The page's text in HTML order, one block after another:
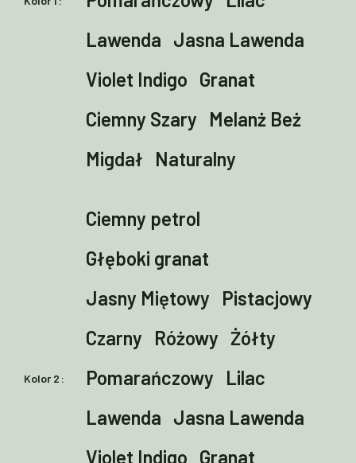
Lawenda Jasna Lawenda
Violet Indigo Granat
Ciemny Szary
Melanż Beż
Migdał
Naturalny
Kolor 2
Ciemny petrol
Głęboki granat
Jasny Miętowy
Pistacjowy
Czarny
Różowy Żółty
Pomarańczowy
Lilac
Lawenda Jasna Lawenda
Violet Indigo Granat